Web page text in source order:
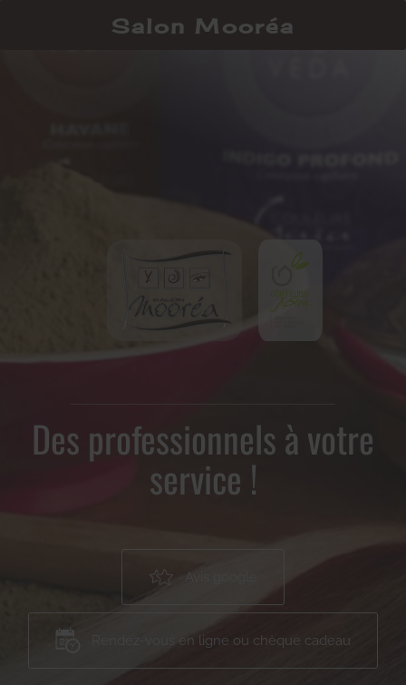
Des professionnels à votre
service !
Avis google
Rendez-vous en ligne ou chèque cadeau
Salon Mooréa